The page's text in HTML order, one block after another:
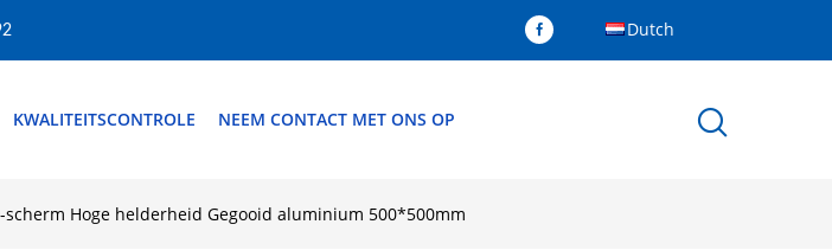
Dutch
KWALITEITSCONTROLE NEEM CONTACT MET ONS OP
scherm Hoge helderheid Gegooid aluminium 500*500mm